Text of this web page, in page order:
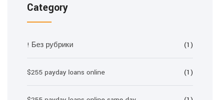
Category
! Без рубрики (1)
$255 payday loans online (1)